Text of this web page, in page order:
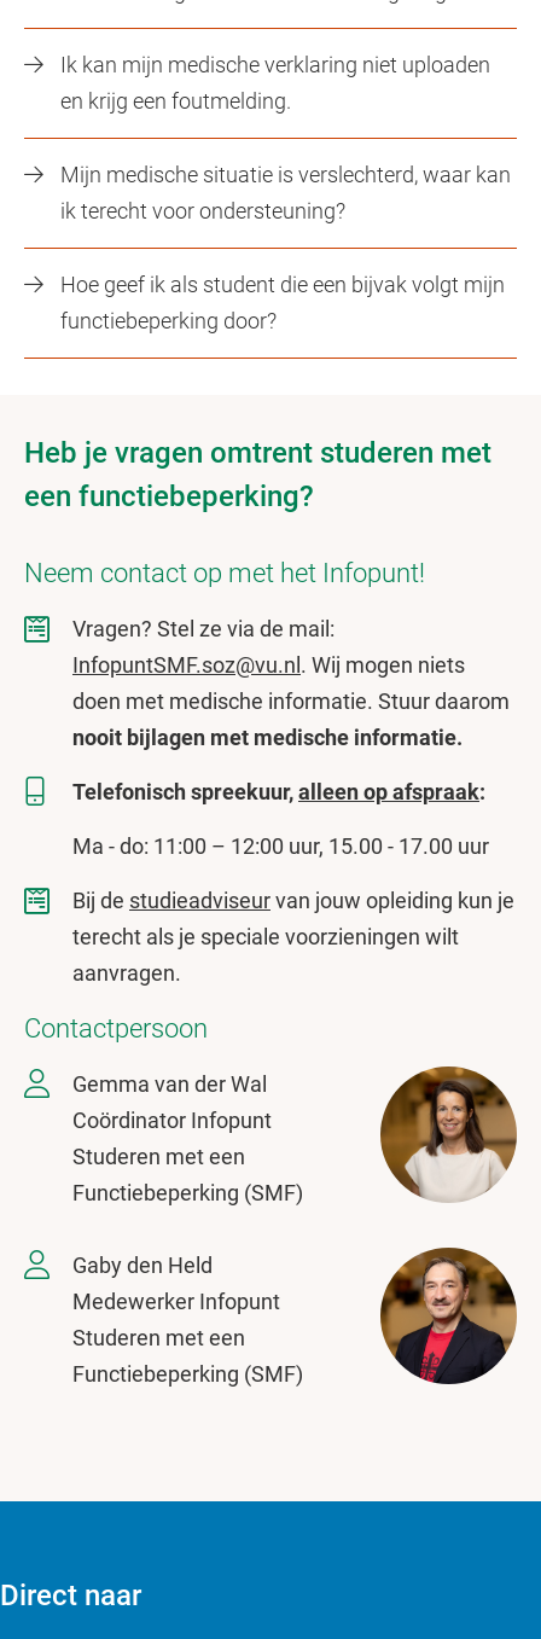
Ik kan mijn medische verklaring niet uploaden
en krijg een foutmelding.
Mijn medische situatie is verslechterd, waar kan
ik terecht voor ondersteuning?
Hoe geef ik als student die een bijvak volgt mijn
functiebeperking door?
Heb je vragen omtrent studeren met
een functiebeperking?
Neem contact op met het Infopunt!
Vragen? Stel ze via de mail:
InfopuntSMF.soz@vu.nl . Wij mogen niets
doen met medische informatie. Stuur daarom
nooit bijlagen met medische informatie.
Telefonisch spreekuur,alleen op afspraak:
Ma - do: 11:00 – 12:00 uur, 15.00 - 17.00 uur
Bij de studieadviseurvan jouw opleiding kun je
terecht als je speciale voorzieningen wilt
aanvragen.
Contactpersoon
Gemma van der Wal
Coördinator Infopunt
Studeren met een
Functiebeperking (SMF)
Gaby den Held
Medewerker Infopunt
Studeren met een
Functiebeperking (SMF)
Direct naar